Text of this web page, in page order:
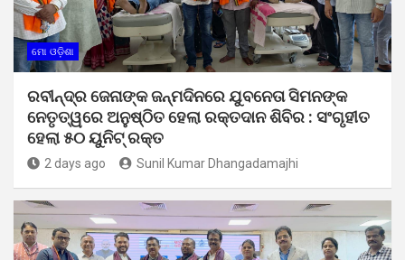
ମୋ ଓଡ଼ିଶା
ରବୀନ୍ଦ୍ର ଜେନାଙ୍କ ଜନ୍ମଦିନରେ ଯୁବନେତା ସିମନଙ୍କ
ନେତୃତ୍ୱରେ ଅନୁଷ୍ଠିତ ହେଲା ରକ୍ତଦାନ ଶିବିର : ସଂଗୃହୀତ
ହେଲା ୫୦ ୟୁନିଟ୍ ରକ୍ତ
2 days ago Sunil Kumar Dhangadamajhi